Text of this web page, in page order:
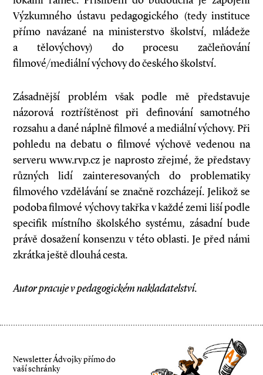
Výzkumného ústavu pedagogického (tedy instituce
přímo navázané na ministerstvo školství, mládeže
a tělovýchovy) do procesu začleňování
filmové/mediální výchovy do českého školství.
Zásadnější problém však podle mě představuje
názorová roztříštěnost při definování samotného
rozsahu a dané náplně filmové a mediální výchovy. Při
pohledu na debatu o filmové výchově vedenou na
serveru www.rvp.cz je naprosto zřejmé, že představy
různých lidí zainteresovaných do problematiky
filmového vzdělávání se značně rozcházejí. Jelikož se
podoba filmové výchovy takřka v každé zemi liší podle
specifik místního školského systému, zásadní bude
právě dosažení konsenzu v této oblasti. Je před námi
zkrátka ještě dlouhá cesta.
Autor pracuje v pedagogickém nakladatelství.
Newsletter Ádvojky přímo do
vaší schránky